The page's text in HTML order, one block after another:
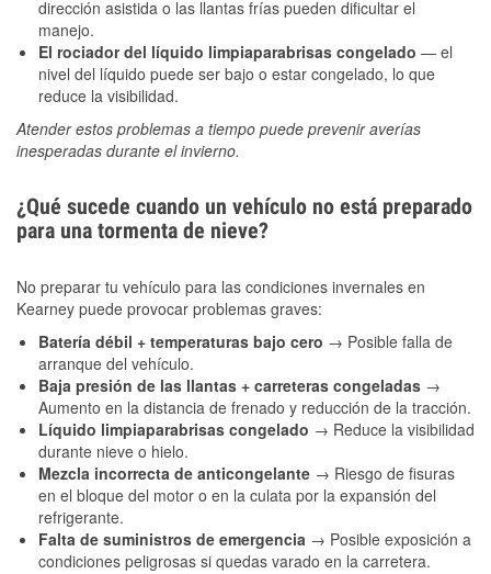
dirección asistida o las llantas frías pueden dificultar el
manejo.
El rociador del líquido limpiaparabrisas congelado — el
nivel del líquido puede ser bajo o estar congelado, lo que
reduce la visibilidad.
Atender estos problemas a tiempo puede prevenir averías
inesperadas durante el invierno.
¿Qué sucede cuando un vehículo no está preparado
para una tormenta de nieve?
No preparar tu vehículo para las condiciones invernales en
Kearney puede provocar problemas graves:
Batería débil + temperaturas bajo cero → Posible falla de
arranque del vehículo.
Baja presión de las llantas + carreteras congeladas →
Aumento en la distancia de frenado y reducción de la tracción.
Líquido limpiaparabrisas congelado → Reduce la visibilidad
durante nieve o hielo.
Mezcla incorrecta de anticongelante → Riesgo de fisuras
en el bloque del motor o en la culata por la expansión del
refrigerante.
Falta de suministros de emergencia → Posible exposición a
condiciones peligrosas si quedas varado en la carretera.